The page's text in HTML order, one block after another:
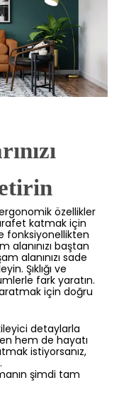
özellikler
katmak için
fonksiyonellikten
baştan
alanınızı sade
Şıklığı ve
fark yaratın.
için doğru
detaylarla
hem de hayatı
istiyorsanız,
şimdi tam